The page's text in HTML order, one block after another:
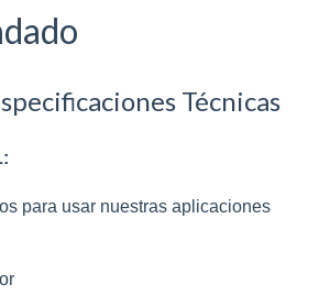
Técnicas
para usar nuestras aplicaciones